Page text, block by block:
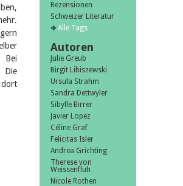
Die
dort
Rezensionen
Schweizer Literatur
Alle Tags
Autoren
Julie Greub
Birgit Libiszewski
Ursula Strahm
Sandra Dettwyler
Sibylle Birrer
Javier Lopez
Céline Graf
Felicitas Isler
Andrea Grichting
Therese von
Weissenfluh
Nicole Rothen